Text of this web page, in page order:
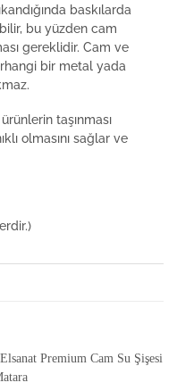
baskılarda
bu yüzden cam
gereklidir. Cam ve
bir metal yada
taşınması
olmasını sağlar ve